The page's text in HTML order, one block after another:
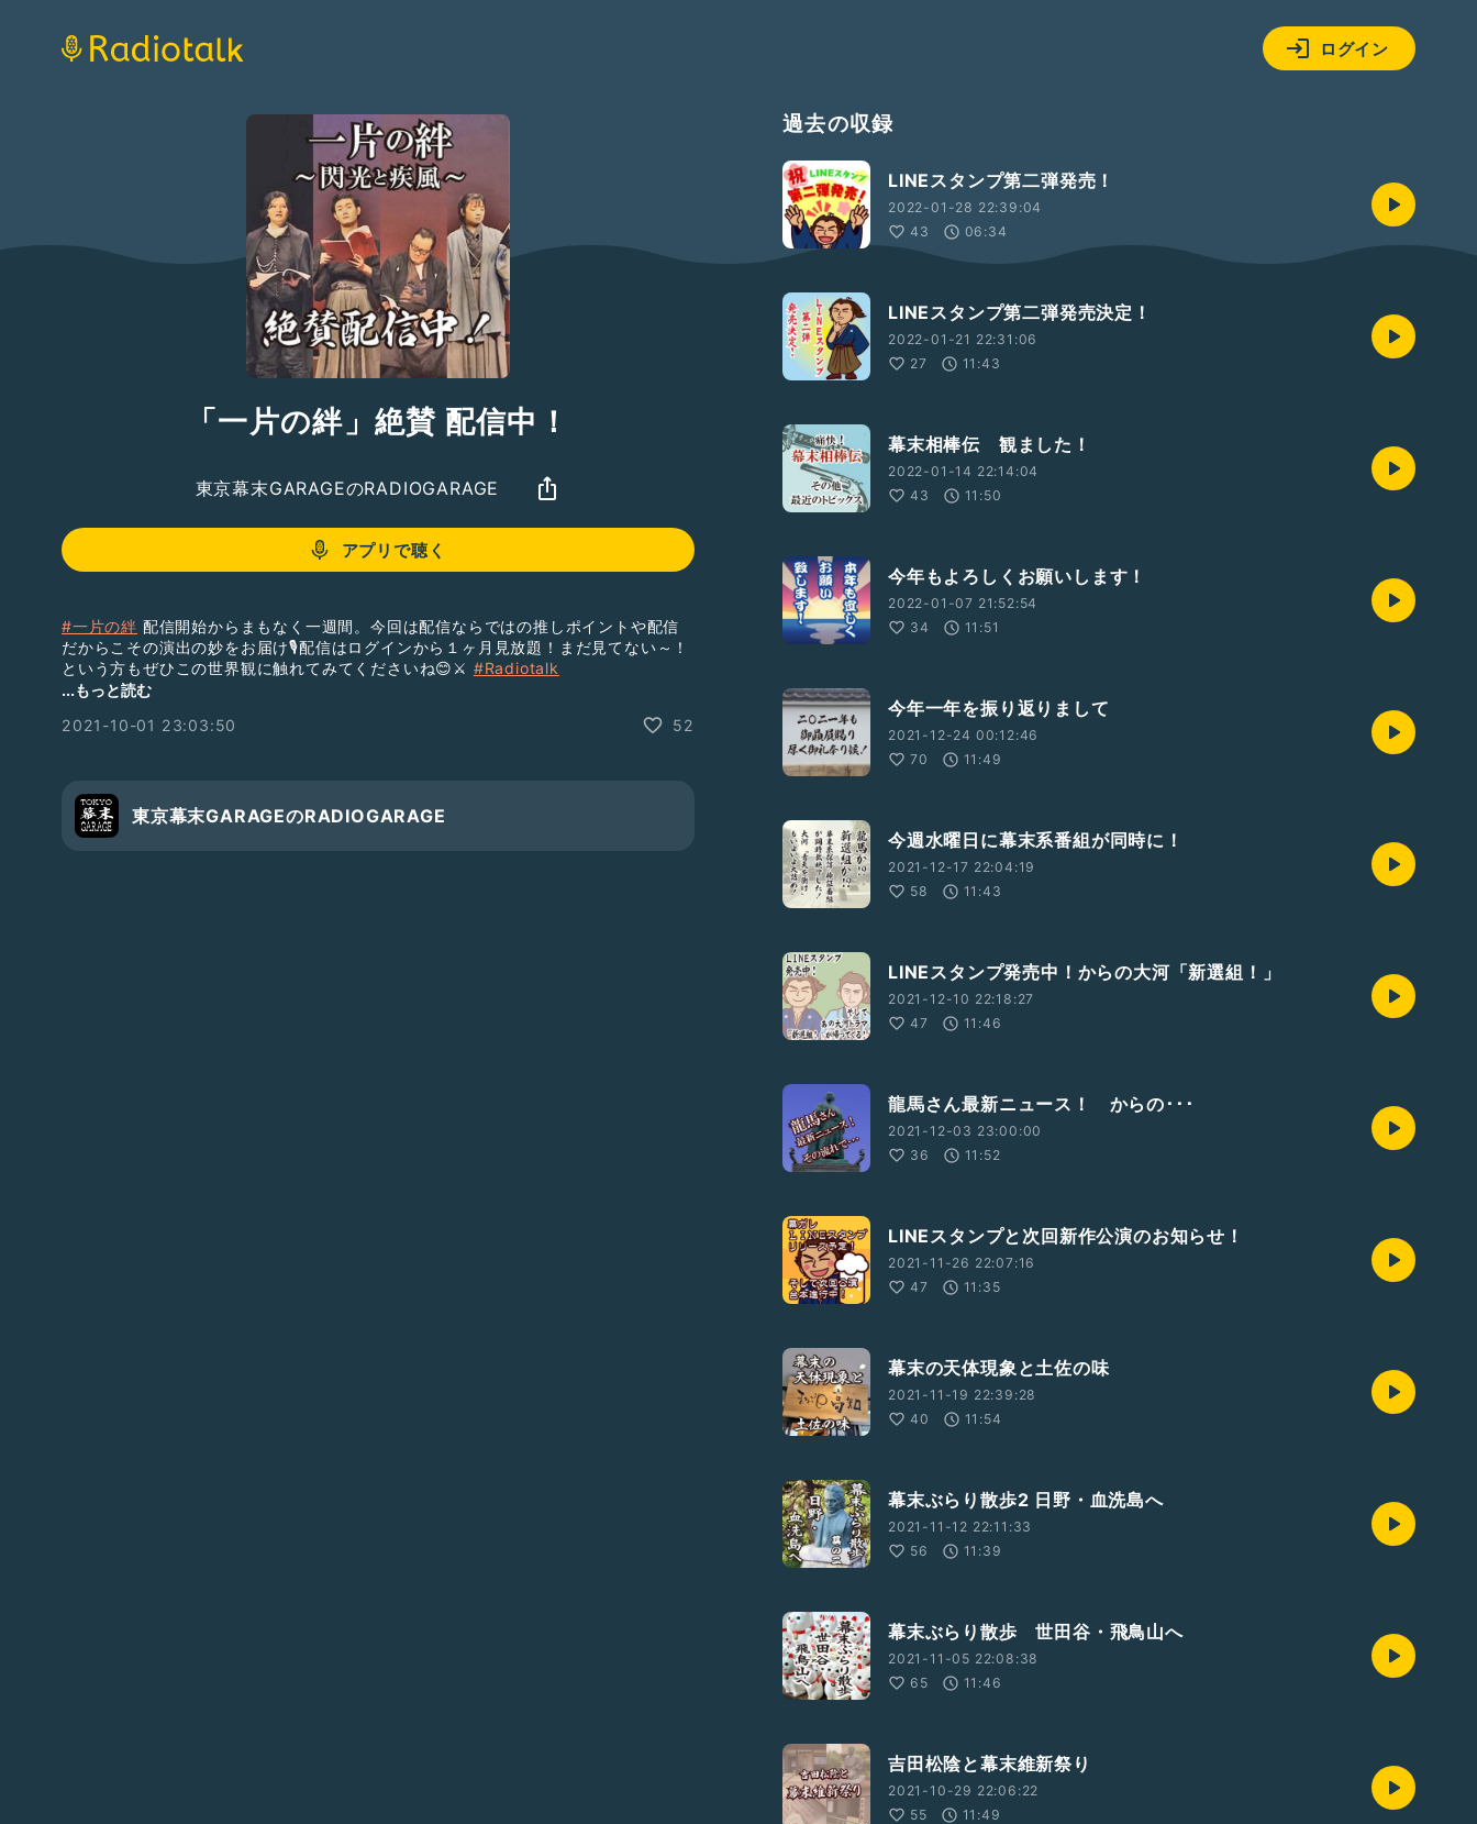
ログイン
「一片の絆」絶賛 配信中！
東京幕末GARAGEのRADIOGARAGE
アプリで聴く
#一片の絆 配信開始からまもなく一週間。今回は配信ならではの推しポイントや配信
だからこその演出の妙をお届け🎙️配信はログインから１ヶ月見放題！まだ見てない～！
という方もぜひこの世界観に触れてみてくださいね😊⚔️ #Radiotalk
#東京幕末GARAGE
...もっと読む
2021-10-01 23:03:50
52
東京幕末GARAGEのRADIOGARAGE
過去の収録
LINEスタンプ第二弾発売！
2022-01-28 22:39:04
43
06:34
LINEスタンプ第二弾発売決定！
2022-01-21 22:31:06
27
11:43
幕末相棒伝 観ました！
2022-01-14 22:14:04
43
11:50
今年もよろしくお願いします！
2022-01-07 21:52:54
34
11:51
今年一年を振り返りまして
2021-12-24 00:12:46
70
11:49
今週水曜日に幕末系番組が同時に！
2021-12-17 22:04:19
58
11:43
LINEスタンプ発売中！からの大河「新選組！」
2021-12-10 22:18:27
47
11:46
龍馬さん最新ニュース！ からの･･･
2021-12-03 23:00:00
36
11:52
LINEスタンプと次回新作公演のお知らせ！
2021-11-26 22:07:16
47
11:35
幕末の天体現象と土佐の味
2021-11-19 22:39:28
40
11:54
幕末ぶらり散歩2 日野・血洗島へ
2021-11-12 22:11:33
56
11:39
幕末ぶらり散歩 世田谷・飛鳥山へ
2021-11-05 22:08:38
65
11:46
吉田松陰と幕末維新祭り
2021-10-29 22:06:22
55
11:49